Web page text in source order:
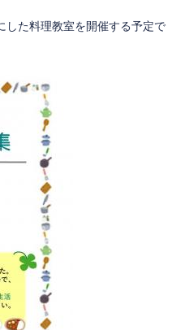
た料理教室を開催する予定で